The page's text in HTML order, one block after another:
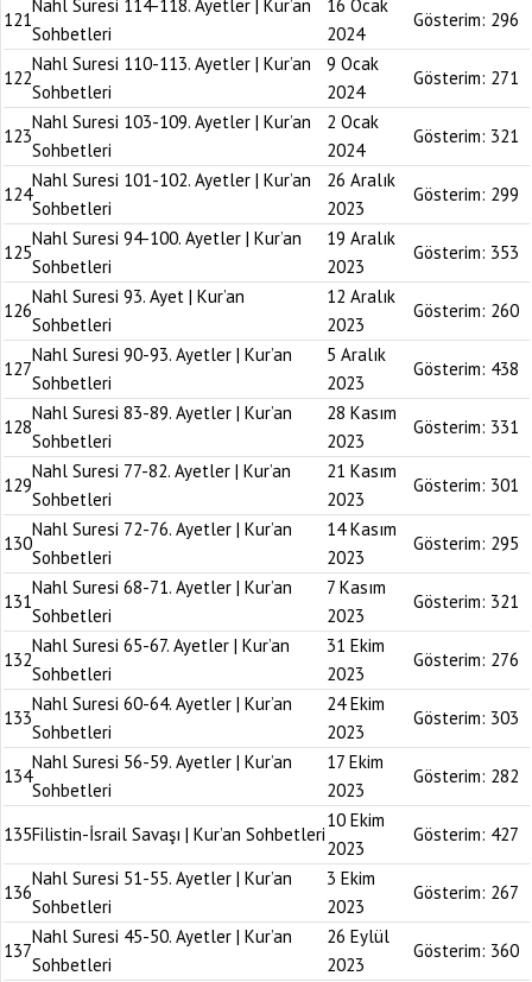
121
Nahl Suresi 114-118. Ayetler | Kur’an
Sohbetleri
16 Ocak
2024
Gösterim: 296
122
Nahl Suresi 110-113. Ayetler | Kur’an
Sohbetleri
9 Ocak
2024
Gösterim: 271
123
Nahl Suresi 103-109. Ayetler | Kur’an
Sohbetleri
2 Ocak
2024
Gösterim: 321
124
Nahl Suresi 101-102. Ayetler | Kur’an
Sohbetleri
26 Aralık
2023
Gösterim: 299
125
Nahl Suresi 94-100. Ayetler | Kur’an
Sohbetleri
19 Aralık
2023
Gösterim: 353
126
Nahl Suresi 93. Ayet | Kur’an
Sohbetleri
12 Aralık
2023
Gösterim: 260
127
Nahl Suresi 90-93. Ayetler | Kur’an
Sohbetleri
5 Aralık
2023
Gösterim: 438
128
Nahl Suresi 83-89. Ayetler | Kur’an
Sohbetleri
28 Kasım
2023
Gösterim: 331
129
Nahl Suresi 77-82. Ayetler | Kur’an
Sohbetleri
21 Kasım
2023
Gösterim: 301
130
Nahl Suresi 72-76. Ayetler | Kur’an
Sohbetleri
14 Kasım
2023
Gösterim: 295
131
Nahl Suresi 68-71. Ayetler | Kur’an
Sohbetleri
7 Kasım
2023
Gösterim: 321
132
Nahl Suresi 65-67. Ayetler | Kur’an
Sohbetleri
31 Ekim
2023
Gösterim: 276
133
Nahl Suresi 60-64. Ayetler | Kur’an
Sohbetleri
24 Ekim
2023
Gösterim: 303
134
Nahl Suresi 56-59. Ayetler | Kur’an
Sohbetleri
17 Ekim
2023
Gösterim: 282
135Filistin-İsrail Savaşı | Kur’an Sohbetleri
10 Ekim
2023
Gösterim: 427
136
Nahl Suresi 51-55. Ayetler | Kur’an
Sohbetleri
3 Ekim
2023
Gösterim: 267
137
Nahl Suresi 45-50. Ayetler | Kur’an
Sohbetleri
26 Eylül
2023
Gösterim: 360